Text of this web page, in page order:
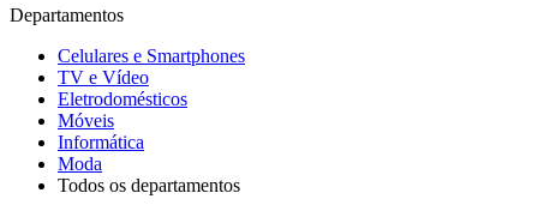
Departamentos
Celulares e Smartphones
TV e Vídeo
Eletrodomésticos
Móveis
Informática
Moda
Todos os departamentos